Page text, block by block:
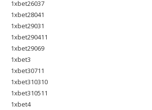
1xbet26037
1xbet28041
1xbet29031
1xbet290411
1xbet29069
1xbet3
1xbet30711
1xbet310310
1xbet310511
1xbet4